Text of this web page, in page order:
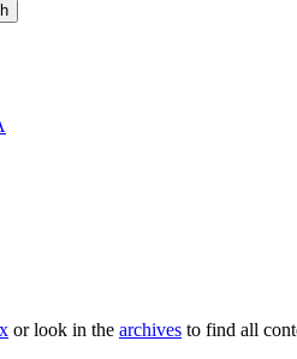
or look in the archives to find all